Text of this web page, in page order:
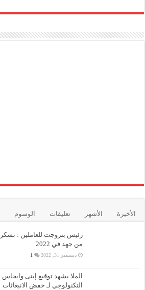
الأخيرة الأشهر تعليقات الوسوم
رئيس بتروجت للعاملين :
من جهد في 2022
ديسمبر 31, 2022 1
الملا يشهد توقيع إينى
التكنولوجي لـ خفض الانبعاثات